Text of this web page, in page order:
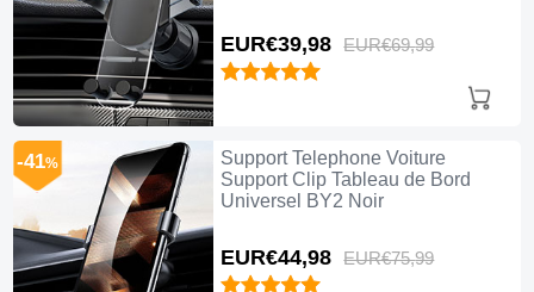
EUR€39,98 EUR€69,99
Support Telephone Voiture
Support Clip Tableau de Bord
Universel BY2 Noir
EUR€44,98 EUR€75,99
-41%